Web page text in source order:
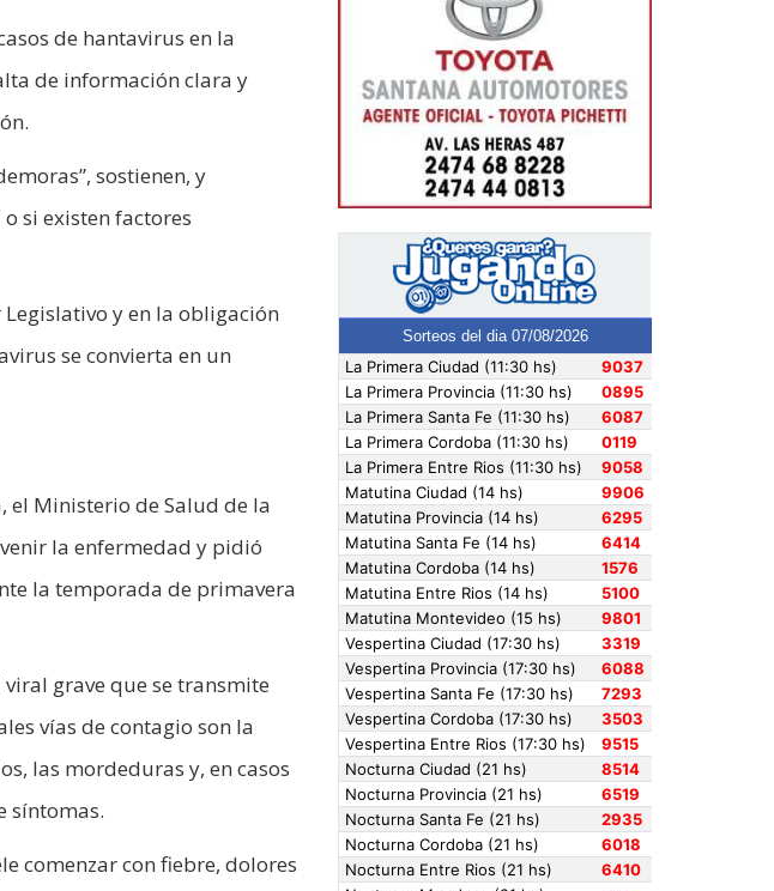
de hantavirus en la
de información clara y
sostienen, y
si existen factores
y en la obligación
se convierta en un
el Ministerio de Salud de la
la enfermedad y pidió
la temporada de primavera
grave que se transmite
vías de contagio son la
las mordeduras y, en casos
síntomas.
comenzar con fiebre, dolores